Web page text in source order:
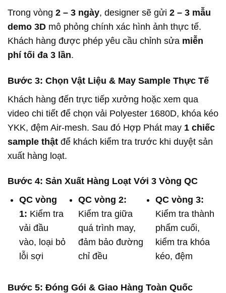
Trong vòng 2 – 3 ngày, designer sẽ gửi 2 – 3 mẫu
demo 3D mô phỏng chính xác hình ảnh thực tế.
Khách hàng được phép yêu cầu chỉnh sửa miễn
phí tối đa 3 lần.
Bước 3: Chọn Vật Liệu & May Sample Thực Tế
Khách hàng đến trực tiếp xưởng hoặc xem qua
video chi tiết để chọn vải Polyester 1680D, khóa kéo
YKK, đệm Air-mesh. Sau đó Hợp Phát may 1 chiếc
sample thật để khách kiểm tra trước khi duyệt sản
xuất hàng loạt.
Bước 4: Sản Xuất Hàng Loạt Với 3 Vòng QC
QC vòng
1: Kiểm tra
vải đầu
vào, loại bỏ
lỗi sợi
QC vòng 2:
Kiểm tra giữa
quá trình may,
đảm bảo đường
chỉ đều
QC vòng 3:
Kiểm tra thành
phẩm cuối,
kiểm tra khóa
kéo, đệm
Bước 5: Đóng Gói & Giao Hàng Toàn Quốc